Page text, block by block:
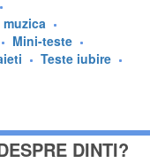
muzica
Mini-teste
Teste iubire
DINTI?